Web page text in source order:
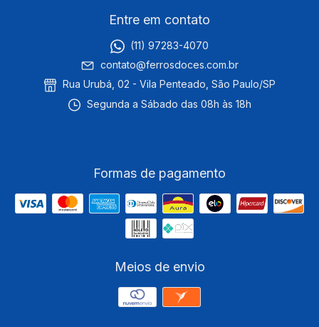
Entre em contato
(11) 97283-4070
contato@ferrosdoces.com.br
Rua Urubá, 02 - Vila Penteado, São Paulo/SP
Segunda a Sábado das 08h às 18h
Formas de pagamento
Meios de envio